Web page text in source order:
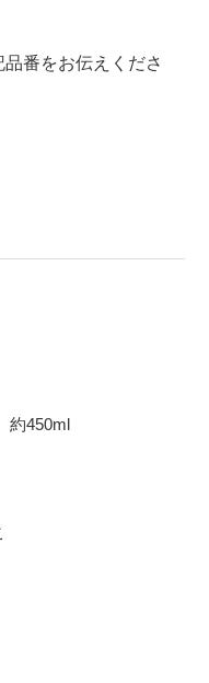
タンブラー
箸
番をお伝えくださ
450ml